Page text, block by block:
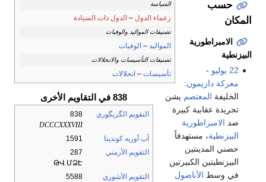
السياسة
زعماء الدول – الدول ذات السيادة
تصنيفات المواليد والوفيات
المواليد – الوفيات
تصنيفات التأسيسات والانحلالات
تأسيسات – انحلالات
838 في التقاويم الأخرى
التقويم الگريگوري
838
DCCCXXXVIII
آب أوربه كونديتا
1591
التقويم الأرمني
287
ԹՎ ՄՁԷ
التقويم الآشوري
5588
حسب
المكان
الامبراطورية
البيزنطية
22 يوليو
-
معركة دازيمون:
الخليفة المعتصم يشن
تجريدة عقابية كبيرة
ضد الامبراطورية
البيزنطية، مستهدفاً
حصني المدينتين
البيزنطيتين الكبيرتين
في وسط الأناضول